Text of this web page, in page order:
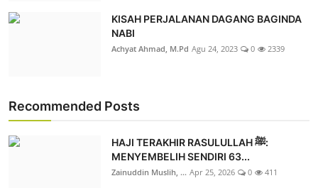
KISAH PERJALANAN DAGANG BAGINDA
NABI
Achyat Ahmad, M.Pd Agu 24, 2023 0 2339
Recommended Posts
HAJI TERAKHIR RASULULLAH ﷺ:
MENYEMBELIH SENDIRI 63...
Zainuddin Muslih, ... Apr 25, 2026 0 411